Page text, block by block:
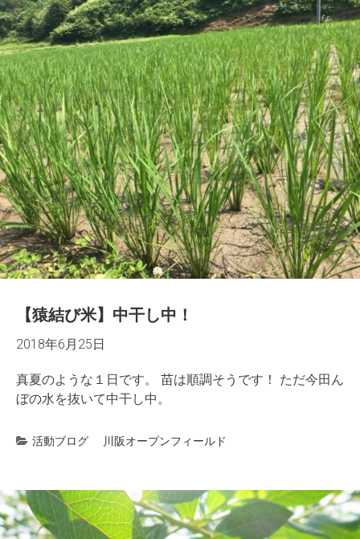
【猿結び米】中干し中！
2018年6月25日
真夏のような１日です。 苗は順調そうです！ ただ今田ん
ぼの水を抜いて中干し中。
活動ブログ 川阪オープンフィールド